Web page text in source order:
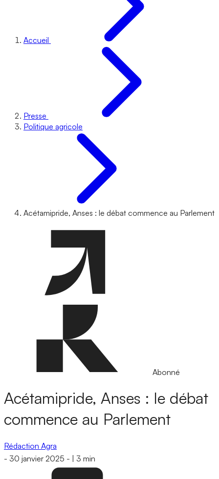
Accueil
Presse
Politique agricole
Acétamipride, Anses : le débat commence au Parlement
Abonné
Acétamipride, Anses : le débat
commence au Parlement
Rédaction Agra
- 30 janvier 2025 - 3 min